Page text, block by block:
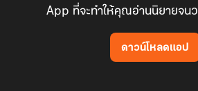
App ที่จะทำให้คุณอ่านนิยายจน
ดาวน์โหลดแอป